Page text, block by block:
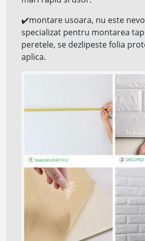
✔️montare usoara, nu este
specializat pentru montarea
peretele, se dezlipeste folia
aplica.